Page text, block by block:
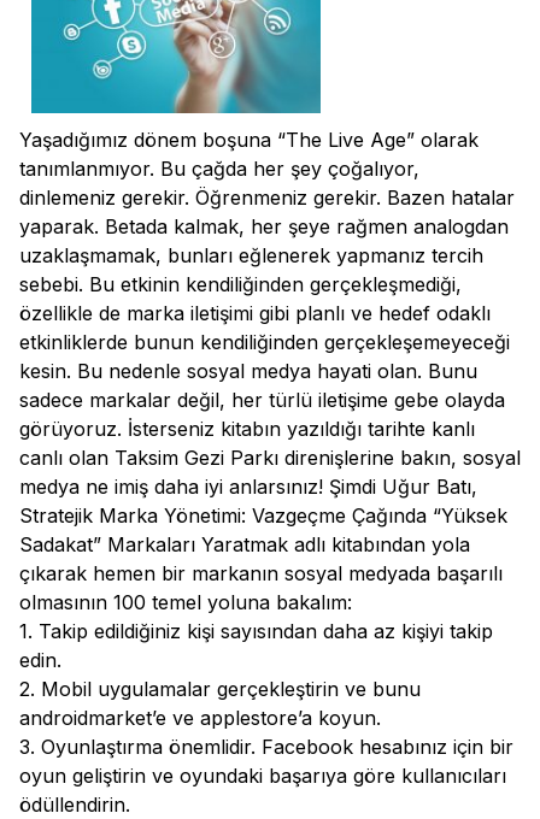
Yaşadığımız dönem boşuna “The Live Age” olarak
tanımlanmıyor. Bu çağda her şey çoğalıyor,
dinlemeniz gerekir. Öğrenmeniz gerekir. Bazen hatalar
yaparak. Betada kalmak, her şeye rağmen analogdan
uzaklaşmamak, bunları eğlenerek yapmanız tercih
sebebi. Bu etkinin kendiliğinden gerçekleşmediği,
özellikle de marka iletişimi gibi planlı ve hedef odaklı
etkinliklerde bunun kendiliğinden gerçekleşemeyeceği
kesin. Bu nedenle sosyal medya hayati olan. Bunu
sadece markalar değil, her türlü iletişime gebe olayda
görüyoruz. İsterseniz kitabın yazıldığı tarihte kanlı
canlı olan Taksim Gezi Parkı direnişlerine bakın, sosyal
medya ne imiş daha iyi anlarsınız! Şimdi Uğur Batı,
Stratejik Marka Yönetimi: Vazgeçme Çağında “Yüksek
Sadakat” Markaları Yaratmak adlı kitabından yola
çıkarak hemen bir markanın sosyal medyada başarılı
olmasının 100 temel yoluna bakalım:
1. Takip edildiğiniz kişi sayısından daha az kişiyi takip
edin.
2. Mobil uygulamalar gerçekleştirin ve bunu
androidmarket’e ve applestore’a koyun.
3. Oyunlaştırma önemlidir. Facebook hesabınız için bir
oyun geliştirin ve oyundaki başarıya göre kullanıcıları
ödüllendirin.